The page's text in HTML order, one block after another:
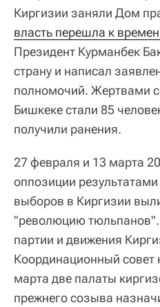
Киргизии заняли Дом
власть перешла к
Президент Курманбек
страну и написал
полномочий. Жертвами
Бишкеке стали 85
получили ранения.
27 февраля и 13 марта
оппозиции
выборов в Киргизии
"революцию
партии и движения
Координационный совет
марта две палаты
прежнего созыва